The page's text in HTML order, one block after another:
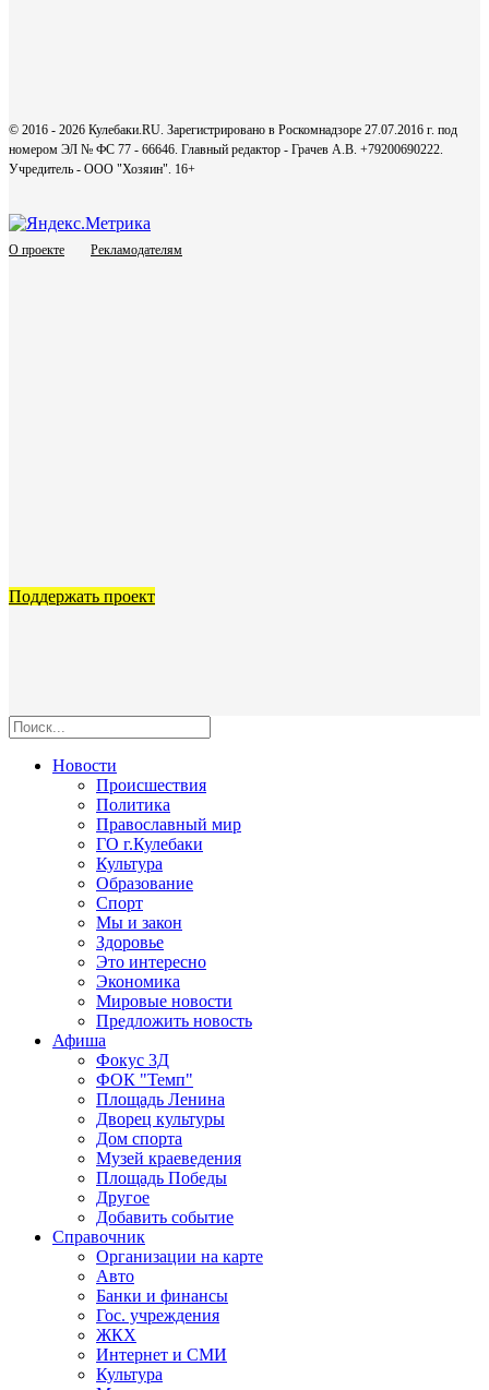
© 2016 - 2026 Кулебаки.RU. Зарегистрировано в Роскомнадзоре 27.07.2016 г. под
номером ЭЛ № ФС 77 - 66646. Главный редактор - Грачев А.В. +79200690222.
Учредитель - ООО "Хозяин". 16+
О проекте Рекламодателям
Поддержать проект
Новости
Происшествия
Политика
Православный мир
ГО г.Кулебаки
Культура
Образование
Спорт
Мы и закон
Здоровье
Это интересно
Экономика
Мировые новости
Предложить новость
Афиша
Фокус 3Д
ФОК "Темп"
Площадь Ленина
Дворец культуры
Дом спорта
Музей краеведения
Площадь Победы
Другое
Добавить событие
Справочник
Организации на карте
Авто
Банки и финансы
Гос. учреждения
ЖКХ
Интернет и СМИ
Культура